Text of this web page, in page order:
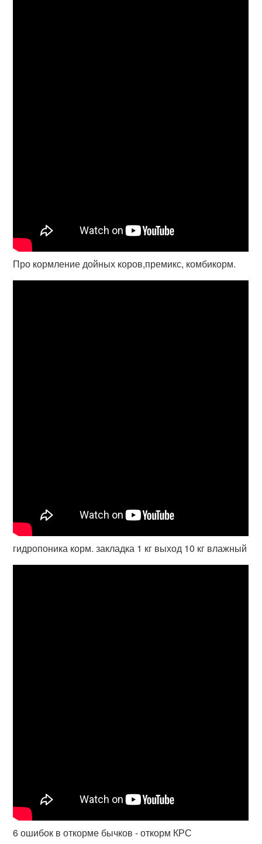
Про кормление дойных коров,премикс, комбикорм.
гидропоника корм. закладка 1 кг выход 10 кг влажный
6 ошибок в откорме бычков - откорм КРС